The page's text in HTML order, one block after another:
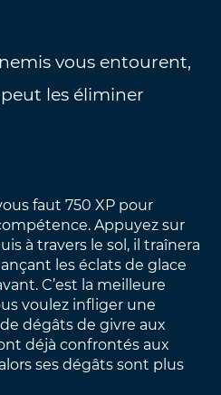
vous entourent,
les éliminer
vous faut 750 XP pour
Appuyez sur
à travers le sol, il traînera
les éclats de glace
C’est la meilleure
voulez infliger une
dégâts de givre aux
déjà confrontés aux
ses dégâts sont plus